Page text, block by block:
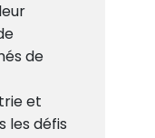
de
et
les défis